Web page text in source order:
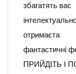
збагатять вас
отримаєта
фантастичні
ПРИЙДІТЬ І